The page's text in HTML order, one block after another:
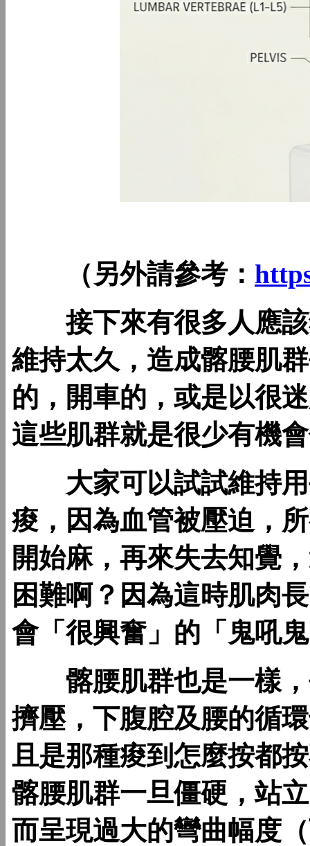
（另外請參考：
接下來有很多人應該
維持太久，造成髂腰肌
的，開車的，或是以很
這些肌群就是很少有機
大家可以試試維持用
痠，因為血管被壓迫，
開始麻，再來失去知覺
困難啊？因為這時肌肉
會「很興奮」的「鬼吼
髂腰肌群也是一樣，
擠壓，下腹腔及腰的循
且是那種痠到怎麼按都
髂腰肌群一旦僵硬，站
而呈現過大的彎曲幅度